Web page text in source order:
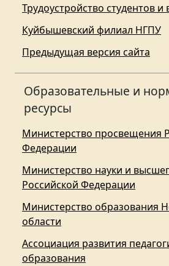
Трудоустройство студентов и
Куйбышевский филиал НГПУ
Предыдущая версия сайта
Образовательные и
ресурсы
Министерство просвещения
Федерации
Министерство науки и
Российской Федерации
Министерство образования
области
Ассоциация развития
образования